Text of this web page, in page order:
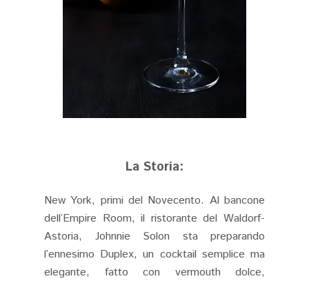
La Storia:
New York, primi del Novecento. Al bancone
dell’Empire Room, il ristorante del Waldorf-
Astoria, Johnnie Solon sta preparando
l’ennesimo Duplex, un cocktail semplice ma
elegante, fatto con vermouth dolce,